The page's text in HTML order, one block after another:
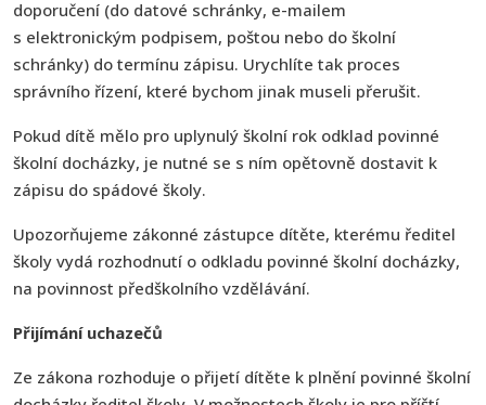
doporučení (do datové schránky, e-mailem
s elektronickým podpisem, poštou nebo do školní
schránky) do termínu zápisu. Urychlíte tak proces
správního řízení, které bychom jinak museli přerušit.
Pokud dítě mělo pro uplynulý školní rok odklad povinné
školní docházky, je nutné se s ním opětovně dostavit k
zápisu do spádové školy.
Upozorňujeme zákonné zástupce dítěte, kterému ředitel
školy vydá rozhodnutí o odkladu povinné školní docházky,
na povinnost předškolního vzdělávání.
Přijímání uchazečů
Ze zákona rozhoduje o přijetí dítěte k plnění povinné školní